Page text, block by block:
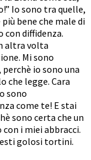
Io sono tra quelle,
bene che male di
diffidenza.
altra volta
Mi sono
io sono una
che legge. Cara
sono
come te! E stai
sono certa che un
i miei abbracci.
golosi tortini.